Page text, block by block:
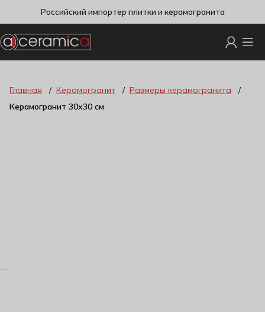
Российский импортер плитки и керамогранита
Главная Керамогранит
Размеры керамогранита
Керамогранит 30х30 см